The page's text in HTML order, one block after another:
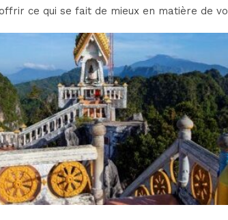
ce qui se fait de mieux en matière de